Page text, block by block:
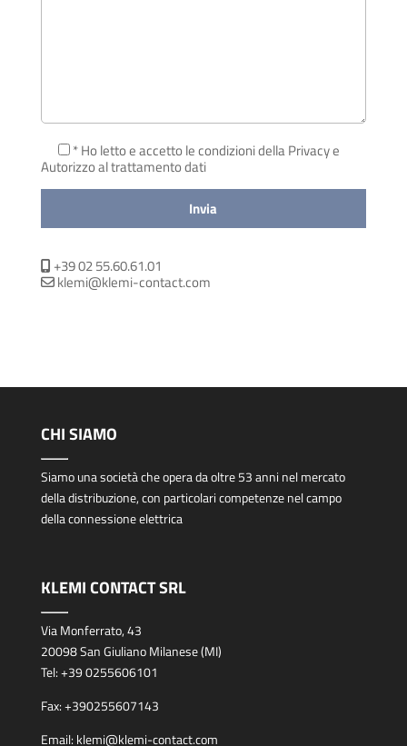
* Ho letto e accetto le condizioni della Privacye
Autorizzo al trattamento dati
+39 02 55.60.61.01
klemi@klemi-contact.com
CHI SIAMO
Siamo una società che opera da oltre 53 anni nel mercato
della distribuzione, con particolari competenze nel campo
della connessione elettrica
KLEMI CONTACT SRL
Via Monferrato, 43
20098 San Giuliano Milanese (MI)
Tel:+39 0255606101
Fax:+390255607143
Email: klemi@klemi-contact.com